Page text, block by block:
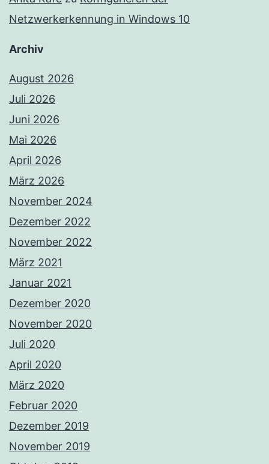
Netzwerkerkennung in Windows 10
Archiv
August 2026
Juli 2026
Juni 2026
Mai 2026
April 2026
März 2026
November 2024
Dezember 2022
November 2022
März 2021
Januar 2021
Dezember 2020
November 2020
Juli 2020
April 2020
März 2020
Februar 2020
Dezember 2019
November 2019